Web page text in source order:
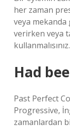
her zaman
veya mekanda
verirken veya
kullanmalısınız.
Had
Past Perfect
Progressive,
zamanlardan